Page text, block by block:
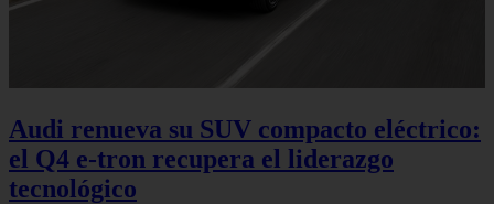
Audi renueva su SUV compacto eléctrico:
el Q4 e‑tron recupera el liderazgo
tecnológico